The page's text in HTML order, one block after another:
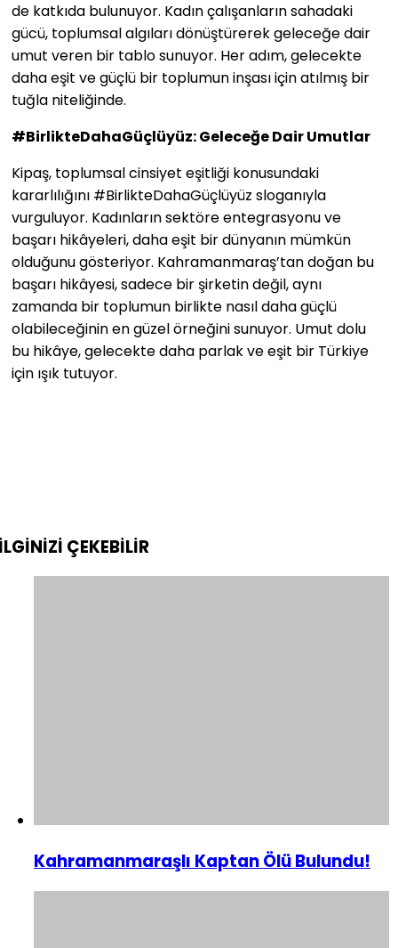
de katkıda bulunuyor. Kadın çalışanların sahadaki
gücü, toplumsal algıları dönüştürerek geleceğe dair
umut veren bir tablo sunuyor. Her adım, gelecekte
daha eşit ve güçlü bir toplumun inşası için atılmış bir
tuğla niteliğinde.
#BirlikteDahaGüçlüyüz: Geleceğe Dair Umutlar
Kipaş, toplumsal cinsiyet eşitliği konusundaki
kararlılığını #BirlikteDahaGüçlüyüz sloganıyla
vurguluyor. Kadınların sektöre entegrasyonu ve
başarı hikâyeleri, daha eşit bir dünyanın mümkün
olduğunu gösteriyor. Kahramanmaraş’tan doğan bu
başarı hikâyesi, sadece bir şirketin değil, aynı
zamanda bir toplumun birlikte nasıl daha güçlü
olabileceğinin en güzel örneğini sunuyor. Umut dolu
bu hikâye, gelecekte daha parlak ve eşit bir Türkiye
için ışık tutuyor.
ÇEKEBİLİR
Kahramanmaraşlı Kaptan Ölü Bulundu!